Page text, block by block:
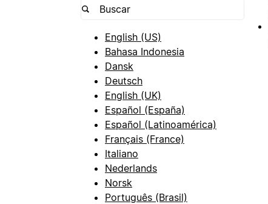
English (US)
Bahasa Indonesia
Dansk
Deutsch
English (UK)
Español (España)
Español (Latinoamérica)
Français (France)
Italiano
Nederlands
Norsk
Português (Brasil)